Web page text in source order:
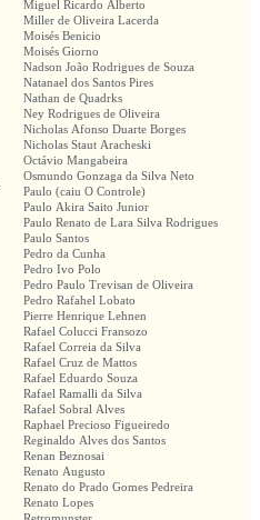
Miguel Ricardo Alberto
Miller de Oliveira Lacerda
Moisés Benicio
Moisés Giorno
Nadson João Rodrigues de Souza
Natanael dos Santos Pires
Nathan de Quadrks
Ney Rodrigues de Oliveira
Nicholas Afonso Duarte Borges
Nicholas Staut Aracheski
Octávio Mangabeira
Osmundo Gonzaga da Silva Neto
Paulo (caiu O Controle)
Paulo Akira Saito Junior
Paulo Renato de Lara Silva Rodrigues
Paulo Santos
Pedro da Cunha
Pedro Ivo Polo
Pedro Paulo Trevisan de Oliveira
Pedro Rafahel Lobato
Pierre Henrique Lehnen
Rafael Colucci Fransozo
Rafael Correia da Silva
Rafael Cruz de Mattos
Rafael Eduardo Souza
Rafael Ramalli da Silva
Rafael Sobral Alves
Raphael Precioso Figueiredo
Reginaldo Alves dos Santos
Renan Beznosai
Renato Augusto
Renato do Prado Gomes Pedreira
Renato Lopes